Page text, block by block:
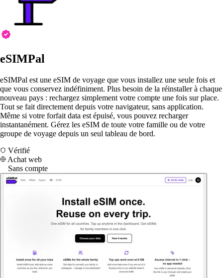
eSIMPal
eSIMPal est une eSIM de voyage que vous installez une seule fois et
que vous conservez indéfiniment. Plus besoin de la réinstaller à chaque
nouveau pays : rechargez simplement votre compte une fois sur place.
Tout se fait directement depuis votre navigateur, sans application.
Même si votre forfait data est épuisé, vous pouvez recharger
instantanément. Gérez les eSIM de toute votre famille ou de votre
groupe de voyage depuis un seul tableau de bord.
Vérifié
Achat web
Sans compte